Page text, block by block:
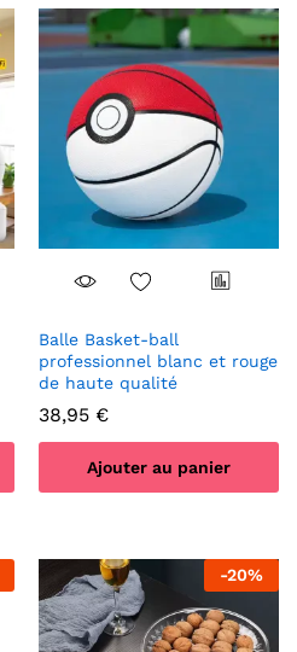
Balle Basket-ball
professionnel blanc et rouge
de haute qualité
38,95 €
Ajouter au panier
-20%